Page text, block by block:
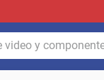
y componentes...